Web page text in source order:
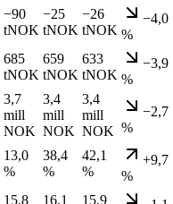
−90
tNOK
−25
tNOK
−26
tNOK
−4,0
%
685
tNOK
659
tNOK
633
tNOK
−3,9
%
3,7
mill
NOK
3,4
mill
NOK
3,4
mill
NOK
−2,7
%
13,0
%
38,4
%
42,1
%
+9,7
%
15,8
16,1
15,9